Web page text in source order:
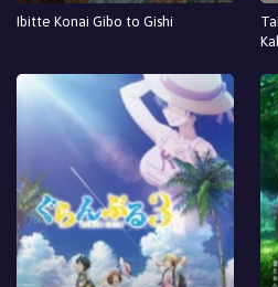
Ibitte Konai Gibo to Gishi